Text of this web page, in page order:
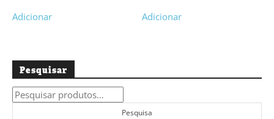
Adicionar Adicionar
Pesquisar
Pesquisar
por:
Pesquisa